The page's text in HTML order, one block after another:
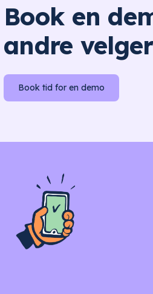
Book en
andre
Book tid for en demo